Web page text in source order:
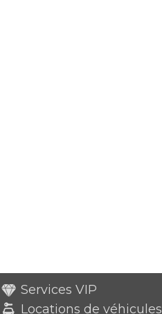
Services VIP
Locations de véhicules